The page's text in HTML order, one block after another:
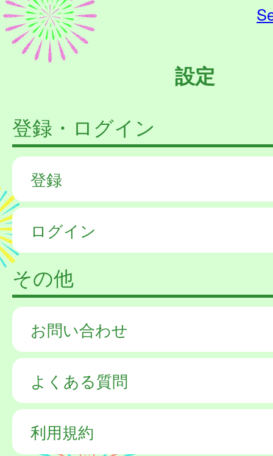
設定
登録・ログイン
登録
ログイン
その他
お問い合わせ
よくある質問
利用規約